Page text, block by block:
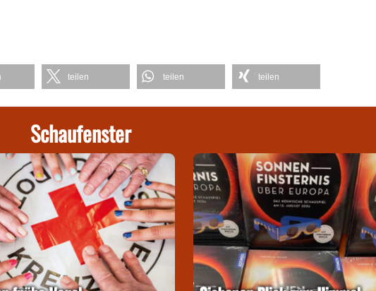
teilen teilen teilen
Schaufenster